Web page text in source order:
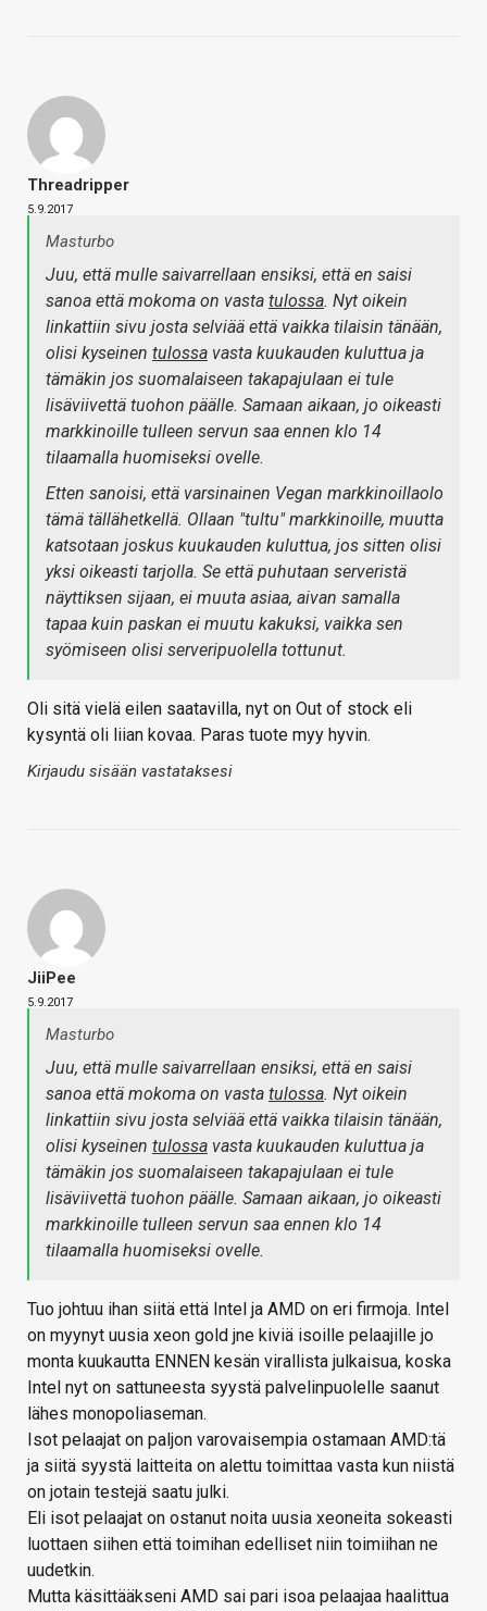
Threadripper
5.9.2017
Masturbo
Juu, että mulle saivarrellaan ensiksi, että en saisi
sanoa että mokoma on vasta tulossa. Nyt oikein
linkattiin sivu josta selviää että vaikka tilaisin tänään,
olisi kyseinen tulossa vasta kuukauden kuluttua ja
tämäkin jos suomalaiseen takapajulaan ei tule
lisäviivettä tuohon päälle. Samaan aikaan, jo oikeasti
markkinoille tulleen servun saa ennen klo 14
tilaamalla huomiseksi ovelle.
Etten sanoisi, että varsinainen Vegan markkinoillaolo
tämä tällähetkellä. Ollaan "tultu" markkinoille, muutta
katsotaan joskus kuukauden kuluttua, jos sitten olisi
yksi oikeasti tarjolla. Se että puhutaan serveristä
näyttiksen sijaan, ei muuta asiaa, aivan samalla
tapaa kuin paskan ei muutu kakuksi, vaikka sen
syömiseen olisi serveripuolella tottunut.
Oli sitä vielä eilen saatavilla, nyt on Out of stock eli
kysyntä oli liian kovaa. Paras tuote myy hyvin.
Kirjaudu sisään vastataksesi
JiiPee
5.9.2017
Masturbo
Juu, että mulle saivarrellaan ensiksi, että en saisi
sanoa että mokoma on vasta tulossa. Nyt oikein
linkattiin sivu josta selviää että vaikka tilaisin tänään,
olisi kyseinen tulossa vasta kuukauden kuluttua ja
tämäkin jos suomalaiseen takapajulaan ei tule
lisäviivettä tuohon päälle. Samaan aikaan, jo oikeasti
markkinoille tulleen servun saa ennen klo 14
tilaamalla huomiseksi ovelle.
Tuo johtuu ihan siitä että Intel ja AMD on eri firmoja. Intel
on myynyt uusia xeon gold jne kiviä isoille pelaajille jo
monta kuukautta ENNEN kesän virallista julkaisua, koska
Intel nyt on sattuneesta syystä palvelinpuolelle saanut
lähes monopoliaseman.
Isot pelaajat on paljon varovaisempia ostamaan AMD:tä
ja siitä syystä laitteita on alettu toimittaa vasta kun niistä
on jotain testejä saatu julki.
Eli isot pelaajat on ostanut noita uusia xeoneita sokeasti
luottaen siihen että toimihan edelliset niin toimiihan ne
uudetkin.
Mutta käsittääkseni AMD sai pari isoa pelaajaa haalittua